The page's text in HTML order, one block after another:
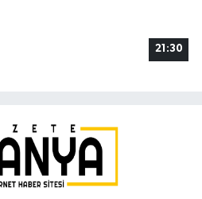
21:30